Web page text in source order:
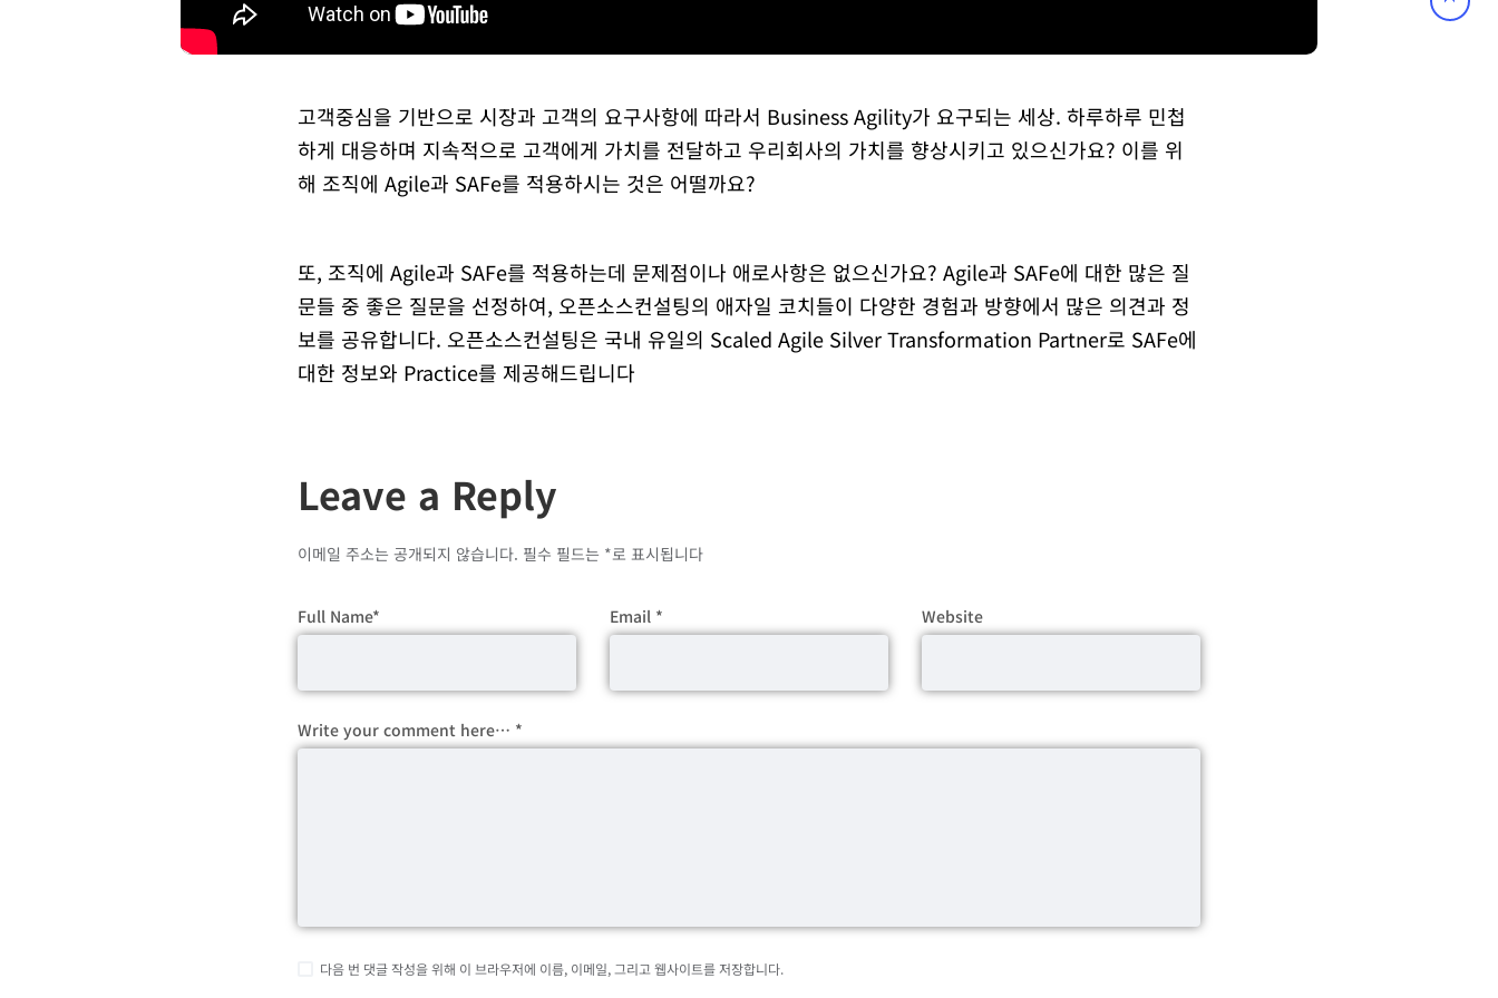
고객중심을 기반으로 시장과 고객의 요구사항에 따라서 Business Agility가 요구되는 세상. 하루하루 민첩
하게 대응하며 지속적으로 고객에게 가치를 전달하고 우리회사의 가치를 향상시키고 있으신가요? 이를 위
해 조직에 Agile과 SAFe를 적용하시는 것은 어떨까요?
또, 조직에 Agile과 SAFe를 적용하는데 문제점이나 애로사항은 없으신가요? Agile과 SAFe에 대한 많은 질
문들 중 좋은 질문을 선정하여, 오픈소스컨설팅의 애자일 코치들이 다양한 경험과 방향에서 많은 의견과 정
보를 공유합니다. 오픈소스컨설팅은 국내 유일의 Scaled Agile Silver Transformation Partner로 SAFe에
대한 정보와 Practice를 제공해드립니다
Leave a Reply
이메일 주소는 공개되지 않습니다. 필수 필드는 *로 표시됩니다
Full Name* Email * Website
Write your comment here… *
다음 번 댓글 작성을 위해 이 브라우저에 이름, 이메일, 그리고 웹사이트를 저장합니다.